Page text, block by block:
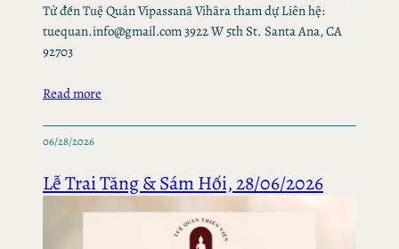
Tử đến Tuệ Quán Vipassanā Vihāra tham dự Liên hệ:
tuequan.info@gmail.com 3922 W 5th St. Santa Ana, CA
92703
Read more
06/28/2026
Lễ Trai Tăng & Sám Hối, 28/06/2026